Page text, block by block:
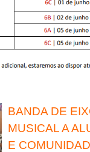
BANDA DE
MUSICAL A
E